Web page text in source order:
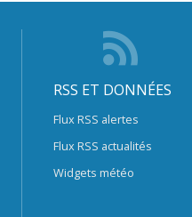
RSS ET DONNÉES
Flux RSS alertes
Flux RSS actualités
Widgets météo